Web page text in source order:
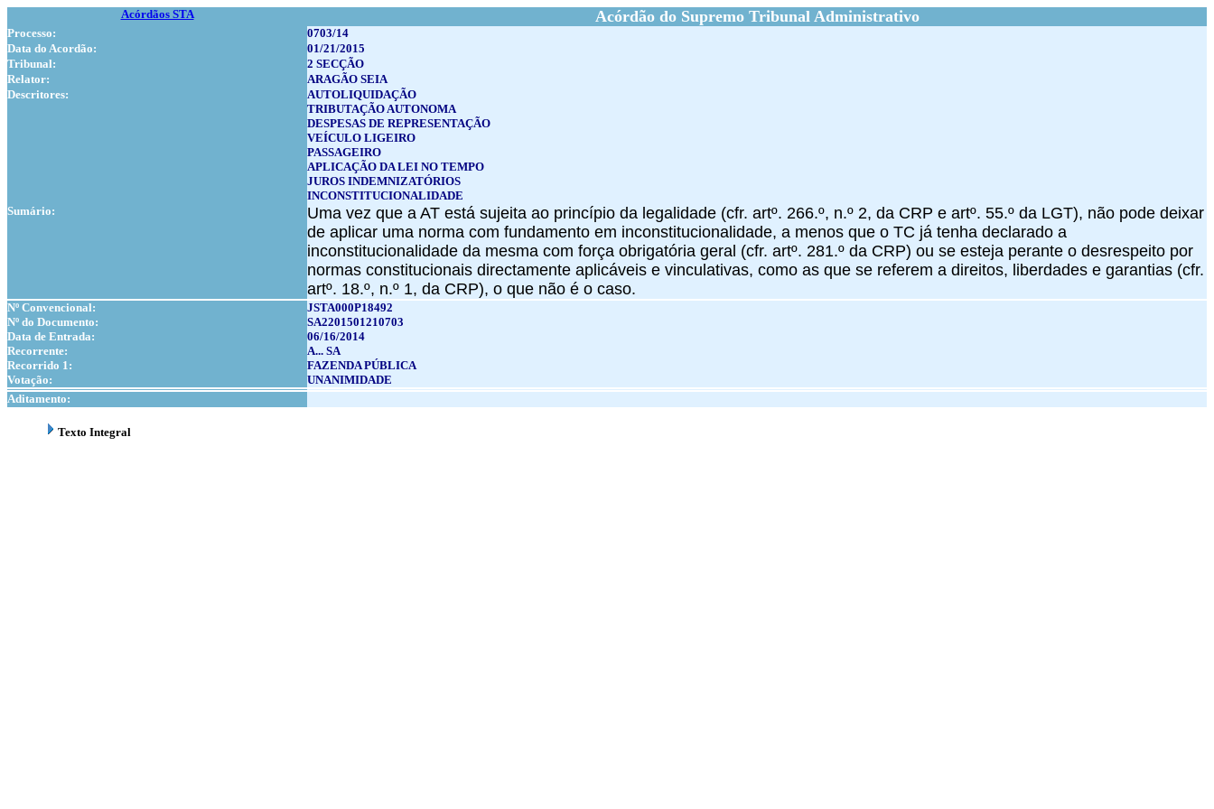
Acórdãos STA Acórdão do Supremo Tribunal Administrativo
Processo:
0703/14
Data do Acordão:
01/21/2015
Tribunal:
2 SECÇÃO
Relator:
ARAGÃO SEIA
Descritores:
AUTOLIQUIDAÇÃO
TRIBUTAÇÃO AUTONOMA
DESPESAS DE REPRESENTAÇÃO
VEÍCULO LIGEIRO
PASSAGEIRO
APLICAÇÃO DA LEI NO TEMPO
JUROS INDEMNIZATÓRIOS
INCONSTITUCIONALIDADE
Sumário:
Uma vez que a AT está sujeita ao princípio da legalidade (cfr. artº. 266.º, n.º 2, da CRP e artº. 55.º da LGT), não pode deixar
de aplicar uma norma com fundamento em inconstitucionalidade, a menos que o TC já tenha declarado a
inconstitucionalidade da mesma com força obrigatória geral (cfr. artº. 281.º da CRP) ou se esteja perante o desrespeito por
normas constitucionais directamente aplicáveis e vinculativas, como as que se referem a direitos, liberdades e garantias (cfr.
artº. 18.º, n.º 1, da CRP), o que não é o caso.
Nº Convencional:
JSTA000P18492
Nº do Documento:
SA2201501210703
Data de Entrada:
06/16/2014
Recorrente:
A... SA
Recorrido 1:
FAZENDA PÚBLICA
Votação:
UNANIMIDADE
Aditamento:
Texto Integral